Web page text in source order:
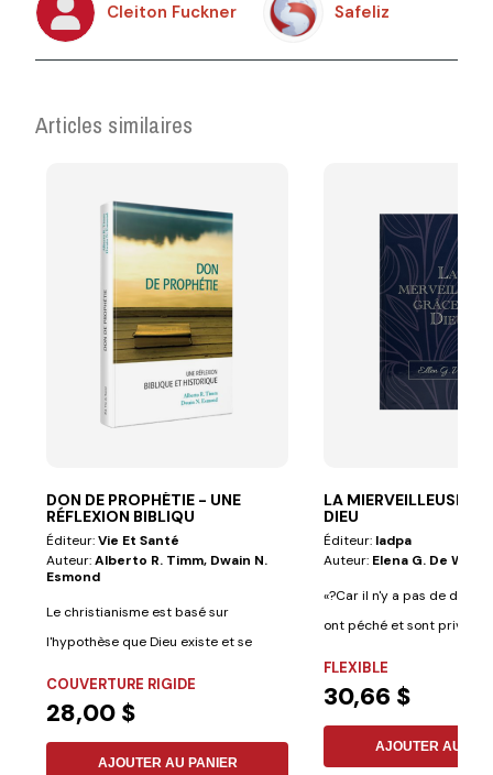
Cleiton Fuckner Safeliz
Articles similaires
DON DE PROPHÉTIE - UNE
RÉFLEXION BIBLIQU
Éditeur:Vie Et Santé
Auteur:Alberto R. Timm, Dwain N.
Esmond
Le christianisme est basé sur
l'hypothèse que Dieu existe et se
COUVERTURE RIGIDE
28,00 $
AJOUTER AU PANIER
LA MIERVEILLEUSE
DIEU
Éditeur: Iadpa
Auteur: Elena G. De White
«?Car il n'y a pas de
ont péché et sont privés
FLEXIBLE
30,66 $
AJOUTER AU